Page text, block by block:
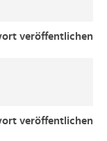
veröffentlichen
veröffentlichen